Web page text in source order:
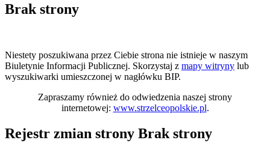
Brak strony
Niestety poszukiwana przez Ciebie strona nie istnieje w naszym
Biuletynie Informacji Publicznej. Skorzystaj z mapy witryny lub
wyszukiwarki umieszczonej w nagłówku BIP.
Zapraszamy również do odwiedzenia naszej strony
internetowej: www.strzelceopolskie.pl.
Rejestr zmian strony Brak strony